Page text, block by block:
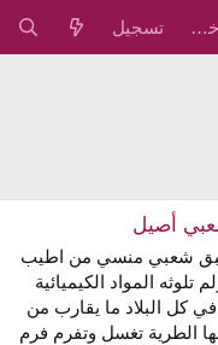
تسجيل الدخول تسجيل
أصيل
شعبي منسي من اطيب
تلوثه المواد الكيميائية
في كل البلاد ما يقارب من
الطرية تغسل وتفرم فرم